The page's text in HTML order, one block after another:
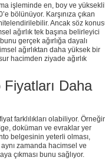
işleminde en, boy ve
bölünüyor. Karşınıza çıkan
Ancak söz
ağırlık tek başına belirleyici
gerçek ağırlığa dayalı
ağırlıktan daha yüksek bir
hacimden ziyade ağırlık
Fiyatları Daha
farklılıkları olabiliyor.
doküman ve evraklar yer
belgesinin yeterli olması,
zamanda hacimsel ve
çıkması bunu sağlıyor.